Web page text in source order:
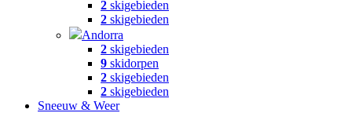
2 skigebieden
2 skigebieden
Andorra
2 skigebieden
9 skidorpen
2 skigebieden
2 skigebieden
Sneeuw & Weer